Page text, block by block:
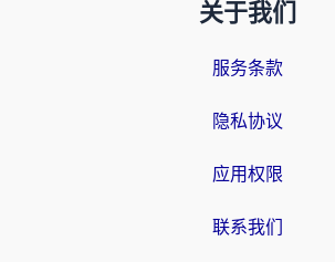
关于我们
服务条款
隐私协议
应用权限
联系我们